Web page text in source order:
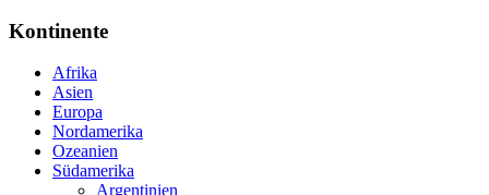
Kontinente
Afrika
Asien
Europa
Nordamerika
Ozeanien
Südamerika
Argentinien